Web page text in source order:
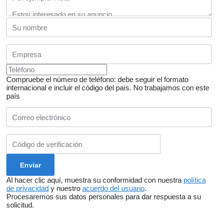
Compruebe el número de teléfono: debe seguir el formato
internacional e incluir el código del país. No trabajamos con este
país
Al hacer clic aquí, muestra su conformidad con nuestra política
de privacidad y nuestro acuerdo del usuario.
Procesaremos sus datos personales para dar respuesta a su
solicitud.